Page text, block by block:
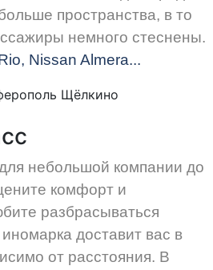
пространства, в то
немного стеснены.
Nissan Almera...
небольшой компании до
комфорт и
разбрасываться
доставит вас в
от расстояния. В